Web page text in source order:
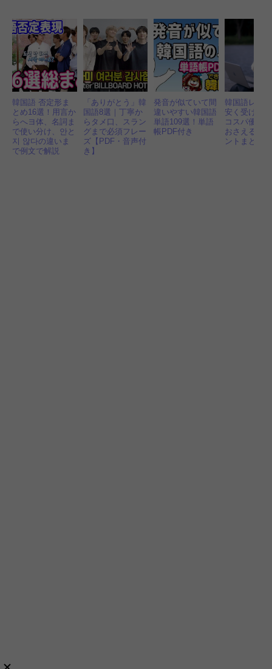
韓国語 否定形ま
とめ16選！用言か
らへヨ体、名詞ま
で使い分け、안と
지 않다の違いま
で例文で解説
「ありがとう」韓
国語8選｜丁寧か
らタメ口、スラン
グまで必須フレー
ズ【PDF・音声付
き】
発音が似ていて間
違いやすい韓国語
単語109選！単語
帳PDF付き
韓国語レッ
安く受ける
コスパ優先
おさえるべ
ントまとめ